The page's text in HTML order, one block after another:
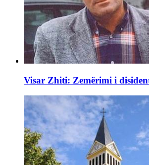
Visar Zhiti: Zemërimi i